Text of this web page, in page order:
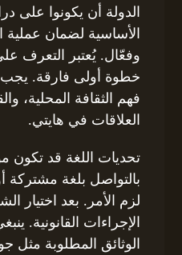
الدولة أن يكونوا على
الأساسية لضمان
وفعّال. يُعتبر التعرف
خطوة أولى فارقة.
فهم الثقافة المحلية،
العلاقات في هايتي.
تحديات اللغة قد تكون
بالتواصل بلغة مشتركة
لزم الأمر. بعد اختيار
الإجراءات القانونية.
الوثائق المطلوبة مثل